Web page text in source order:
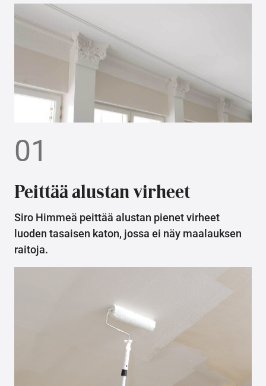
01
Peittää alustan virheet
Siro Himmeä peittää alustan pienet virheet
luoden tasaisen katon, jossa ei näy maalauksen
raitoja.